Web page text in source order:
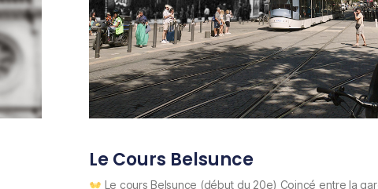
Le Cours Belsunce
Le cours Belsunce (début du 20e) Coincé entre la